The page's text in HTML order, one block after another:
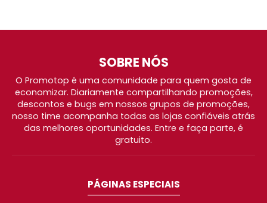
SOBRE NÓS
O Promotop é uma comunidade para quem gosta de
economizar. Diariamente compartilhando promoções,
descontos e bugs em nossos grupos de promoções,
nosso time acompanha todas as lojas confiáveis atrás
das melhores oportunidades. Entre e faça parte, é
gratuito.
PÁGINAS ESPECIAIS